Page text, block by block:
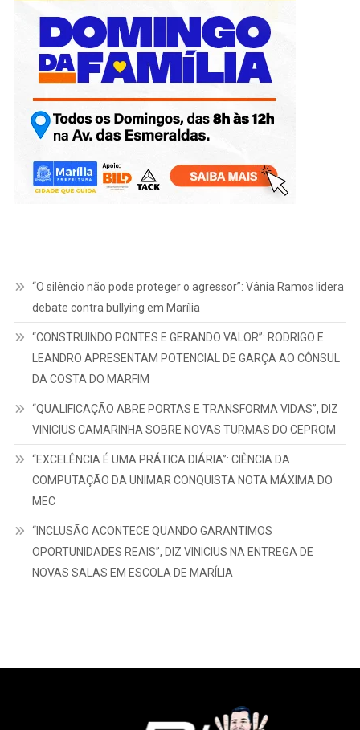
“O silêncio não pode proteger o agressor”: Vânia Ramos lidera
debate contra bullying em Marília
“CONSTRUINDO PONTES E GERANDO VALOR”: RODRIGO E
LEANDRO APRESENTAM POTENCIAL DE GARÇA AO CÔNSUL
DA COSTA DO MARFIM
“QUALIFICAÇÃO ABRE PORTAS E TRANSFORMA VIDAS”, DIZ
VINICIUS CAMARINHA SOBRE NOVAS TURMAS DO CEPROM
“EXCELÊNCIA É UMA PRÁTICA DIÁRIA”: CIÊNCIA DA
COMPUTAÇÃO DA UNIMAR CONQUISTA NOTA MÁXIMA DO
MEC
“INCLUSÃO ACONTECE QUANDO GARANTIMOS
OPORTUNIDADES REAIS”, DIZ VINICIUS NA ENTREGA DE
NOVAS SALAS EM ESCOLA DE MARÍLIA